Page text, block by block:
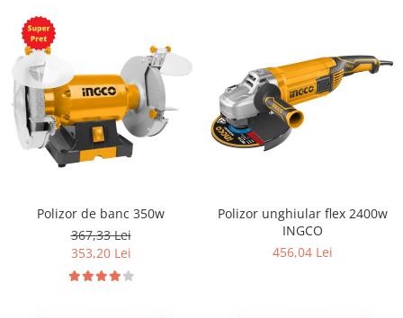
Polizor de banc 350w
367,33 Lei
353,20 Lei
Polizor unghiular flex 2400w
INGCO
456,04 Lei